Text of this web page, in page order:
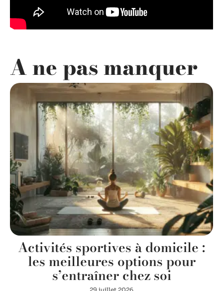
A ne pas manquer
Activités sportives à domicile :
les meilleures options pour
s’entraîner chez soi
29 juillet 2026